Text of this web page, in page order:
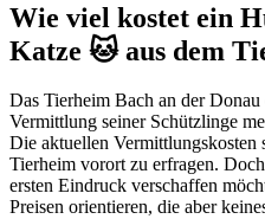
Wie viel kostet ein
Katze 🐱 aus dem
Das Tierheim Bach an der
Vermittlung seiner Schützlinge
Die aktuellen
Tierheim vorort zu erfragen.
ersten Eindruck verschaffen
Preisen orientieren, die aber